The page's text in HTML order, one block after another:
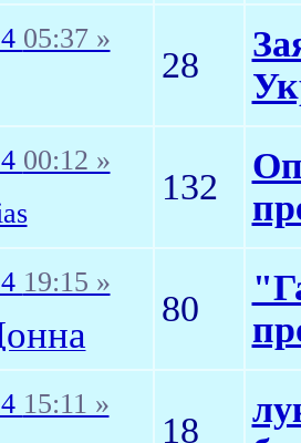
05:37 »
28
00:12 »
132
19:15 »
80
15:11 »
18